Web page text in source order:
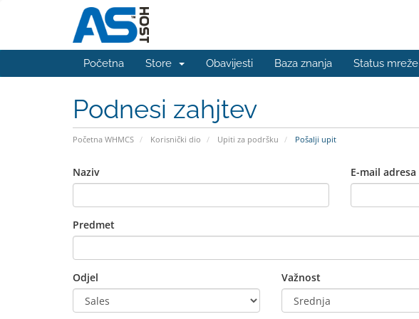
Početna Store Obavijesti Baza znanja Status mreže
Podnesi zahjtev
Početna WHMCS Korisnički dio Upiti za podršku Pošalji upit
Naziv E-mail adresa
Predmet
Odjel Važnost